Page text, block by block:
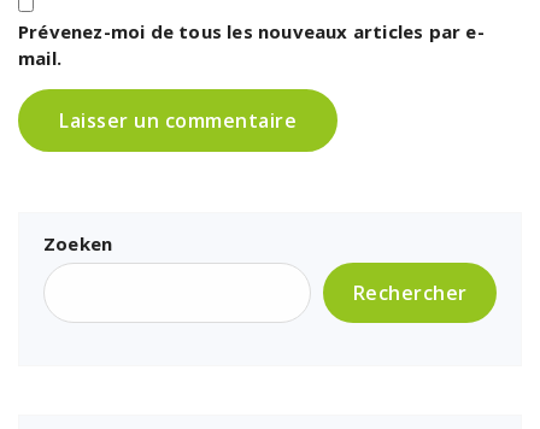
Prévenez-moi de tous les nouveaux articles par e-
mail.
Zoeken
Rechercher